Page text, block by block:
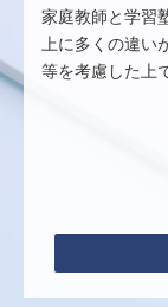
家庭教師と学習
上に多くの違
等を考慮した上